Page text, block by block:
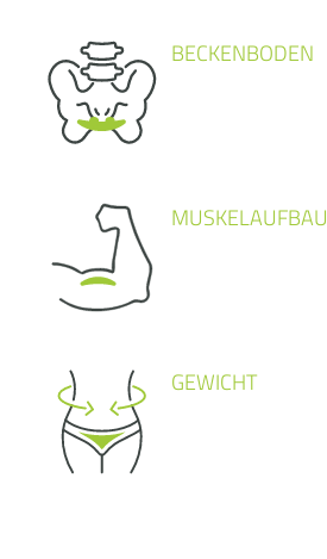
BECKENBODEN
MUSKELAUFBAU
GEWICHT